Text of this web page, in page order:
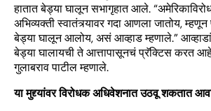
हातात बेड्या घालून सभागृहात आले.
अभिव्यक्ती स्वातंत्र्यावर गदा आणला जातोय,
बेड्या घालून आलोय, असं आव्हाड म्हणाले.”
बेड्या घालायची ते आत्तापासूनचं प्रॅक्टिस करत
गुलाबराव पाटील म्हणाले.
या मुद्द्यांवर विरोधक अधिवेशनात उठवू शकतात